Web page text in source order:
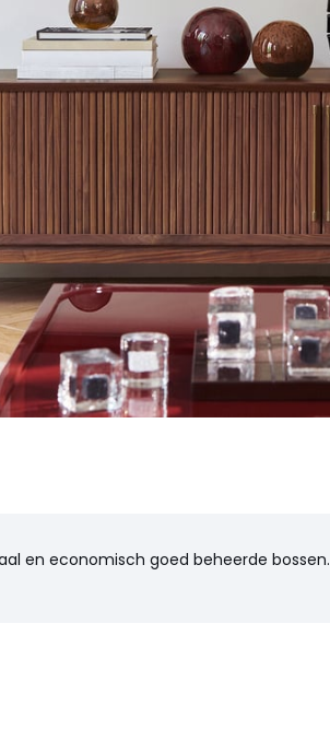
en economisch goed beheerde bossen.